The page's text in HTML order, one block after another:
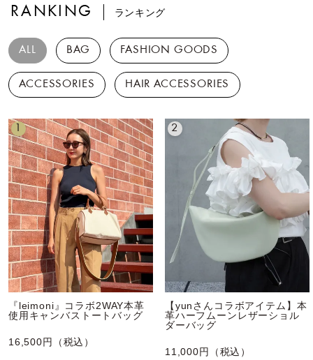
RANKING ランキング
ALL BAG FASHION GOODS
ACCESSORIES HAIR ACCESSORIES
1
『leimoni』コラボ2WAY本革
使用キャンバストートバッグ
16,500円（税込）
2
【yunさんコラボアイテム】本
革ハーフムーンレザーショル
ダーバッグ
11,000円（税込）